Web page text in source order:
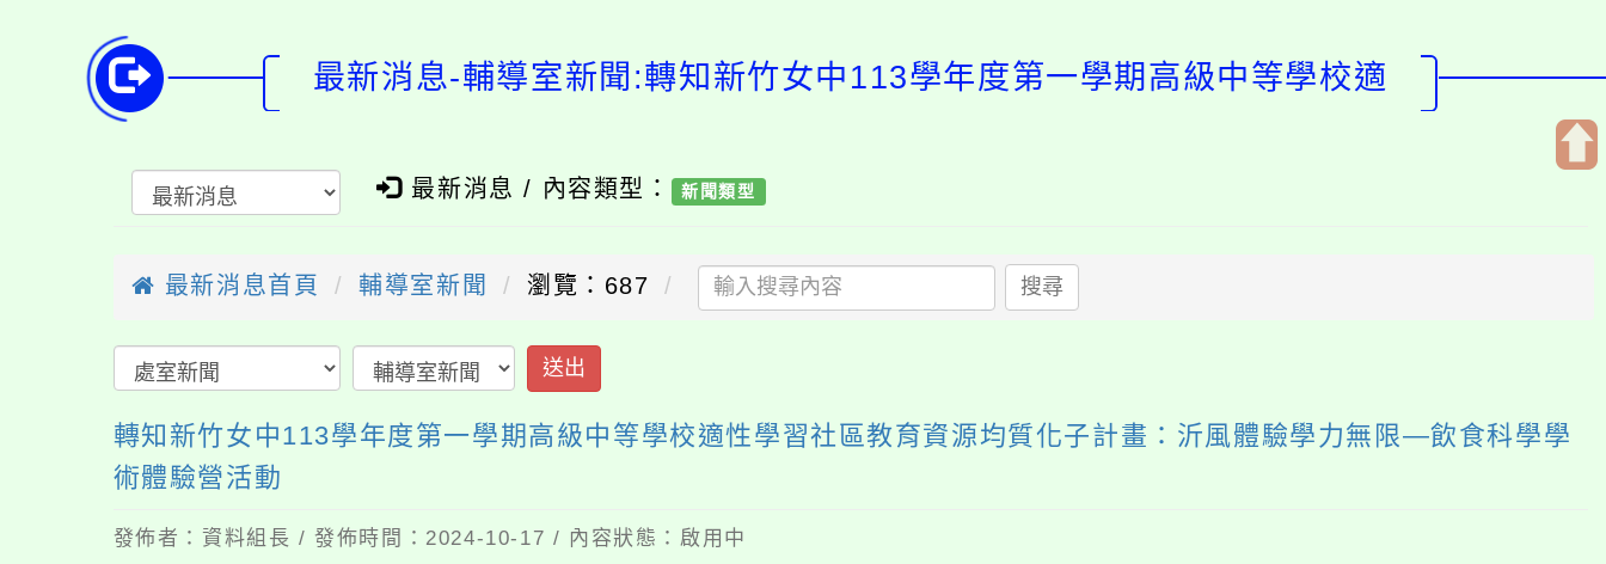
最新消息-輔導室新聞:轉知新竹女中113學年度第一學期高級中等學校適
最新消息 / 內容類型： 新聞類型
最新消息首頁 輔導室新聞 瀏覽：687 搜尋
送出
轉知新竹女中113學年度第一學期高級中等學校適性學習社區教育資源均質化子計畫：沂風體驗學力無限—飲食科學學
術體驗營活動
發佈者：資料組長 / 發佈時間：2024-10-17 / 內容狀態：啟用中